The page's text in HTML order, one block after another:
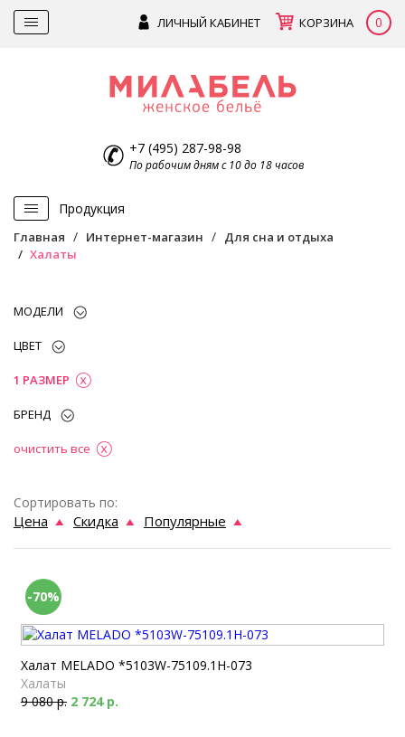
ЛИЧНЫЙ КАБИНЕТ КОРЗИНА 0
+7 (495) 287-98-98
По рабочим дням с 10 до 18 часов
Продукция
Главная Интернет-магазин
Для сна и отдыха
Халаты
МОДЕЛИ
ЦВЕТ
1 РАЗМЕР
БРЕНД
очистить все
Сортировать по:
Цена Скидка Популярные
-70%
Халат MELADO *5103W-75109.1H-073
Халаты
9 080 р. 2 724 р.